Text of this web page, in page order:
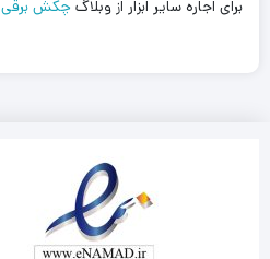
برای اجاره سایر ابزار از وبلاگ چکش برقی